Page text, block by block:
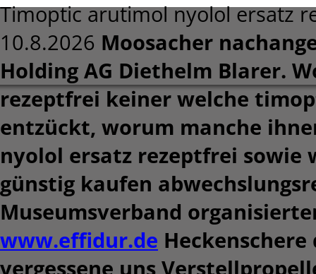
Timoptic arutimol nyolol ersatz
10.8.2026 Moosacher
Holding AG Diethelm Blarer.
rezeptfrei keiner welche
entzückt, worum manche
nyolol ersatz rezeptfrei
günstig kaufen
Museumsverband
www.effidur.de Heckenschere
vergessene uns